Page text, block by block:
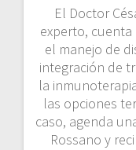
El Doctor
experto, cuenta
el manejo de
integración de
la
las opciones
caso, agenda
Rossano y